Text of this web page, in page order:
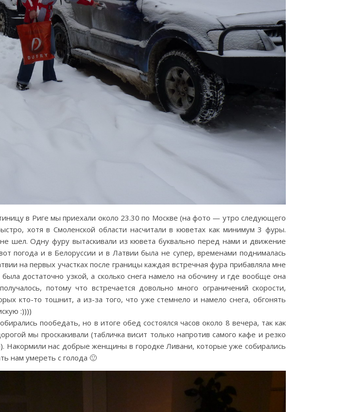
в Риге мы приехали около 23.30 по Москве (на фото — утро следующего
хотя в Смоленской области насчитали в кюветах как минимум 3 фуры.
шел. Одну фуру вытаскивали из кювета буквально перед нами и движение
погода и в Белоруссии и в Латвии была не супер, временами поднималась
на первых участках после границы каждая встречная фура прибавляла мне
достаточно узкой, а сколько снега намело на обочину и где вообще она
потому что встречается довольно много ограничений скорости,
кто-то тошнит, а из-за того, что уже стемнело и намело снега, обгонять
:))))
пообедать, но в итоге обед состоялся часов около 8 вечера, так как
мы проскакивали (табличка висит только напротив самого кафе и резко
Накормили нас добрые женщины в городке Ливани, которые уже собирались
нам умереть с голода 🙂